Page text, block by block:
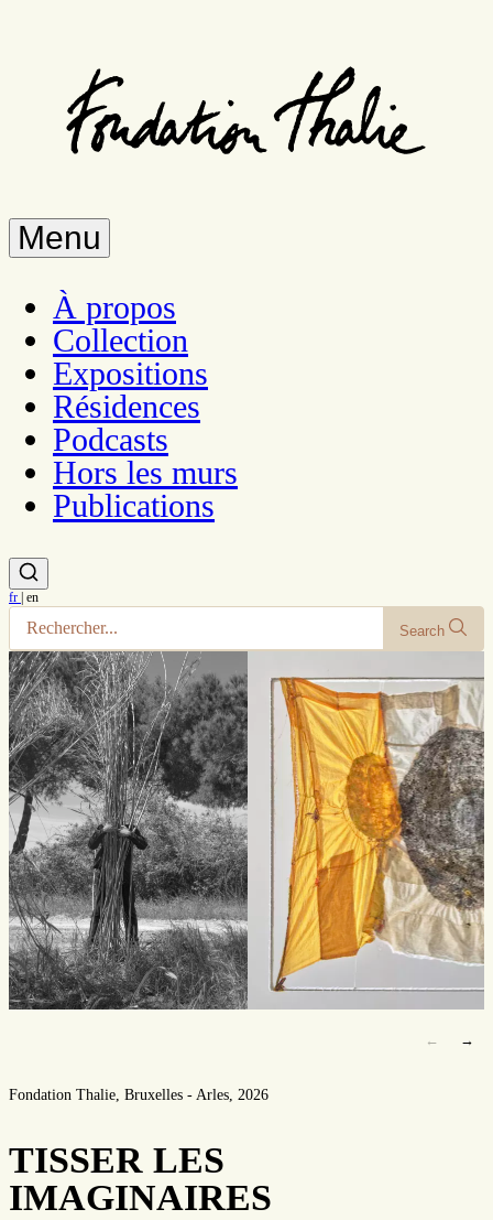
Menu
À propos
Collection
Expositions
Résidences
Podcasts
Hors les murs
Publications
fr | en
Search
← →
Fondation Thalie, Bruxelles - Arles, 2026
TISSER LES
IMAGINAIRES